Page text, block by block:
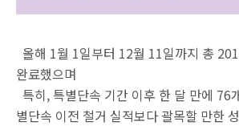
올해 1월 1일부터 12월 11일까지 총
완료했으며
특히, 특별단속 기간 이후 한 달 만에 76
별단속 이전 철거 실적보다 괄목할 만한